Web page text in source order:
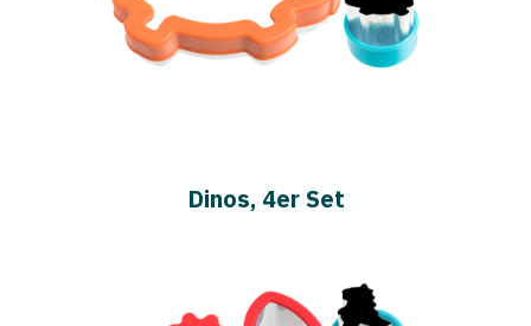
Dinos, 4er Set